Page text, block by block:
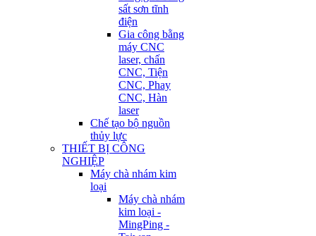
sất sơn tĩnh
điện
Gia công bằng
máy CNC
laser, chấn
CNC, Tiện
CNC, Phay
CNC, Hàn
laser
Chế tạo bộ nguồn
thủy lực
THIẾT BỊ CÔNG
NGHIỆP
Máy chà nhám kim
loại
Máy chà nhám
kim loại -
MingPing -